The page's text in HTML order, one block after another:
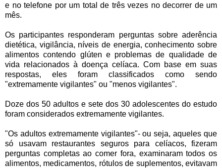
e no telefone por um total de três vezes no decorrer de um
mês.
Os participantes responderam perguntas sobre aderência
dietética, vigilância, níveis de energia, conhecimento sobre
alimentos contendo glúten e problemas de qualidade de
vida relacionados à doença celíaca. Com base em suas
respostas, eles foram classificados como sendo
"extremamente vigilantes" ou "menos vigilantes".
Doze dos 50 adultos e sete dos 30 adolescentes do estudo
foram considerados extremamente vigilantes.
"Os adultos extremamente vigilantes"- ou seja, aqueles que
só usavam restaurantes seguros ​​para celíacos, fizeram
perguntas completas ao comer fora, examinaram todos os
alimentos, medicamentos, rótulos de suplementos, evitavam